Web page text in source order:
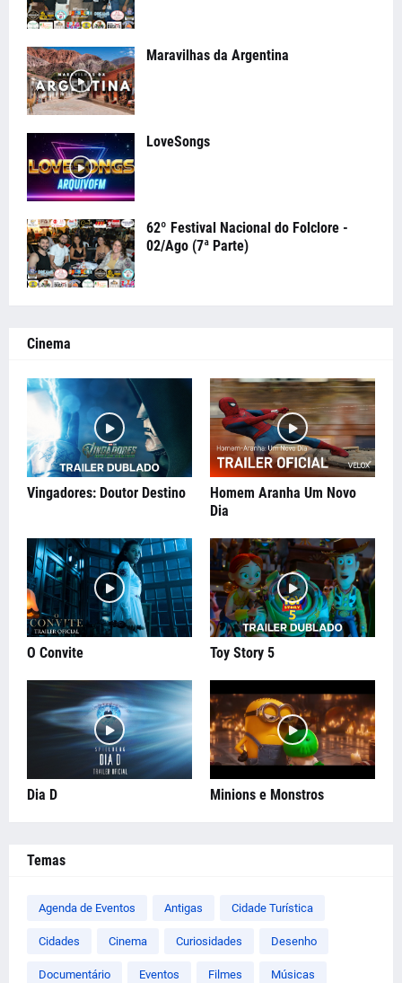
Maravilhas da Argentina
LoveSongs
62º Festival Nacional do Folclore -
02/Ago (7ª Parte)
Cinema
Vingadores: Doutor Destino
Homem Aranha Um Novo
Dia
O Convite Toy Story 5
Dia D Minions e Monstros
Temas
Agenda de Eventos Antigas Cidade Turística
Cidades Cinema Curiosidades Desenho
Documentário Eventos Filmes Músicas